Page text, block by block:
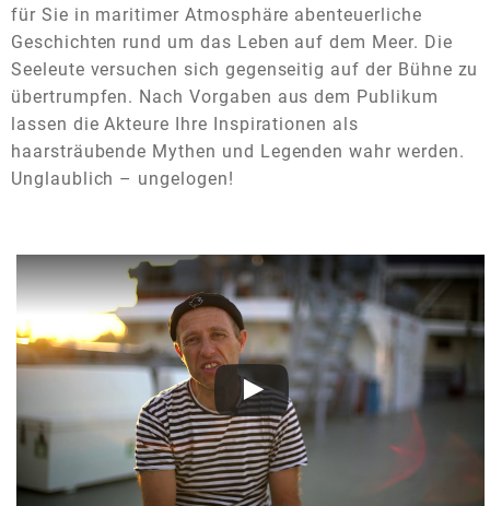
für Sie in maritimer Atmosphäre abenteuerliche
Geschichten rund um das Leben auf dem Meer. Die
Seeleute versuchen sich gegenseitig auf der Bühne zu
übertrumpfen. Nach Vorgaben aus dem Publikum
lassen die Akteure Ihre Inspirationen als
haarsträubende Mythen und Legenden wahr werden.
Unglaublich – ungelogen!
Dieses Video auf YouTube ansehen